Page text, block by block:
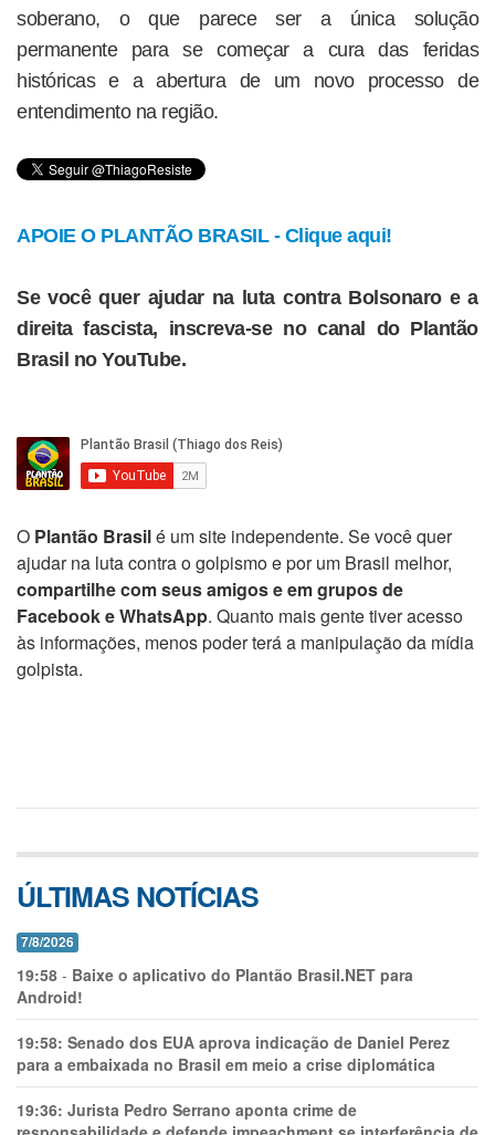
soberano, o que parece ser a única solução
permanente para se começar a cura das feridas
históricas e a abertura de um novo processo de
entendimento na região.
APOIE O PLANTÃO BRASIL - Clique aqui!
Se você quer ajudar na luta contra Bolsonaro e a
direita fascista, inscreva-se no canal do Plantão
Brasil no YouTube.
O Plantão Brasilé um site independente. Se você quer
ajudar na luta contra o golpismo e por um Brasil melhor,
compartilhe com seus amigos e em grupos de
Facebook e WhatsApp. Quanto mais gente tiver acesso
às informações, menos poder terá a manipulação da mídia
golpista.
ÚLTIMAS NOTÍCIAS
7/8/2026
19:58 - Baixe o aplicativo do Plantão Brasil.NET para
Android!
19:58: Senado dos EUA aprova indicação de Daniel Perez
para a embaixada no Brasil em meio a crise diplomática
19:36: Jurista Pedro Serrano aponta crime de